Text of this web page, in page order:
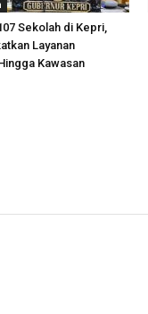
Sekolah di Kepri,
Layanan
Kawasan